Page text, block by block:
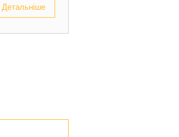
Детальніше